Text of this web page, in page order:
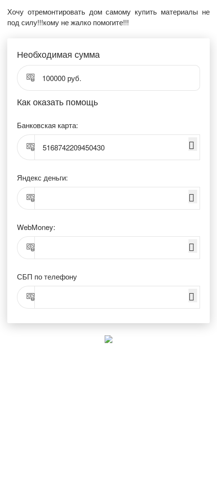
Хочу отремонтировать дом самому купить материалы не
под силу!!!кому не жалко помогите!!!
Необходимая сумма
100000 руб.
Как оказать помощь
Банковская карта:
5168742209450430
Яндекс деньги:
WebMoney:
СБП по телефону